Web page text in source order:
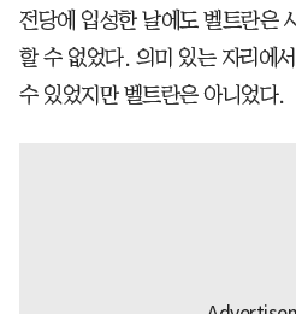
전당에 입성한 날에도 벨트란은
할 수 없었다. 의미 있는 자리에
수 있었지만 벨트란은 아니었다.